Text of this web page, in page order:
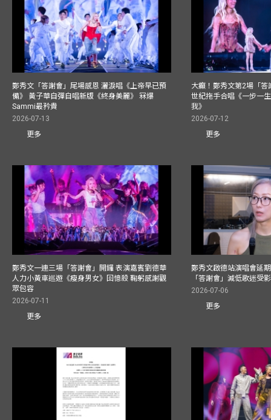
鄭秀文「答謝會」尾場感恩 灑淚唱《上帝早已預
備》 黃子華自彈自唱新版《終身美麗》 冧爆
Sammi最矜貴
2026-07-13
更多
大癲！鄭秀文第2場「
世紀拖手合唱《一步一
我》
2026-07-12
更多
鄭秀文一連三場「答謝會」開鑼 表演嘉賓劉德華
人力小黃車巡遊《瘦身男女》回憶殺 鞠躬感謝觀
眾包容
2026-07-11
更多
鄭秀文啟德站演唱會延
「答謝會」減低歌迷受
2026-07-06
更多